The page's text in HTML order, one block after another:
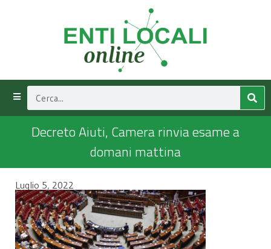
Decreto Aiuti, Camera rinvia esame a
domani mattina
Luglio 5, 2022